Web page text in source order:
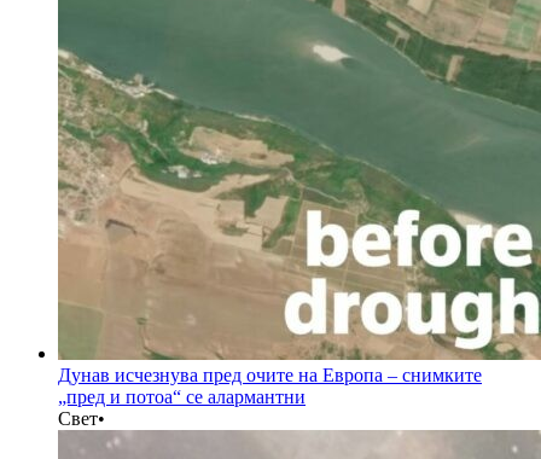
Дунав исчезнува пред очите на Европа – снимките
„пред и потоа“ се алармантни
Свет•